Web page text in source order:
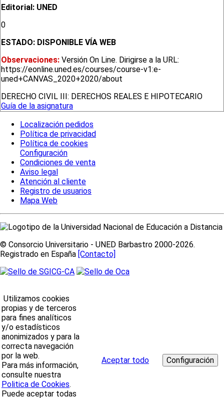
Editorial: UNED
0
ESTADO: DISPONIBLE VÍA WEB
Observaciones: Versión On Line. Dirigirse a la URL:
https://eonline.uned.es/courses/course-v1:e-
uned+CANVAS_2020+2020/about
DERECHO CIVIL III: DERECHOS REALES E HIPOTECARIO
Guía de la asignatura
Localización pedidos
Política de privacidad
Política de cookies
Configuración
Condiciones de venta
Aviso legal
Atención al cliente
Registro de usuarios
Mapa Web
© Consorcio Universitario - UNED Barbastro 2000-2026.
Registrado en España [Contacto]
Utilizamos cookies
propias y de terceros
para fines analíticos
y/o estadísticos
anonimizados y para la
correcta navegación
por la web.
Para más información,
consulte nuestra
Politica de Cookies.
Puede aceptar todas
Aceptar todo